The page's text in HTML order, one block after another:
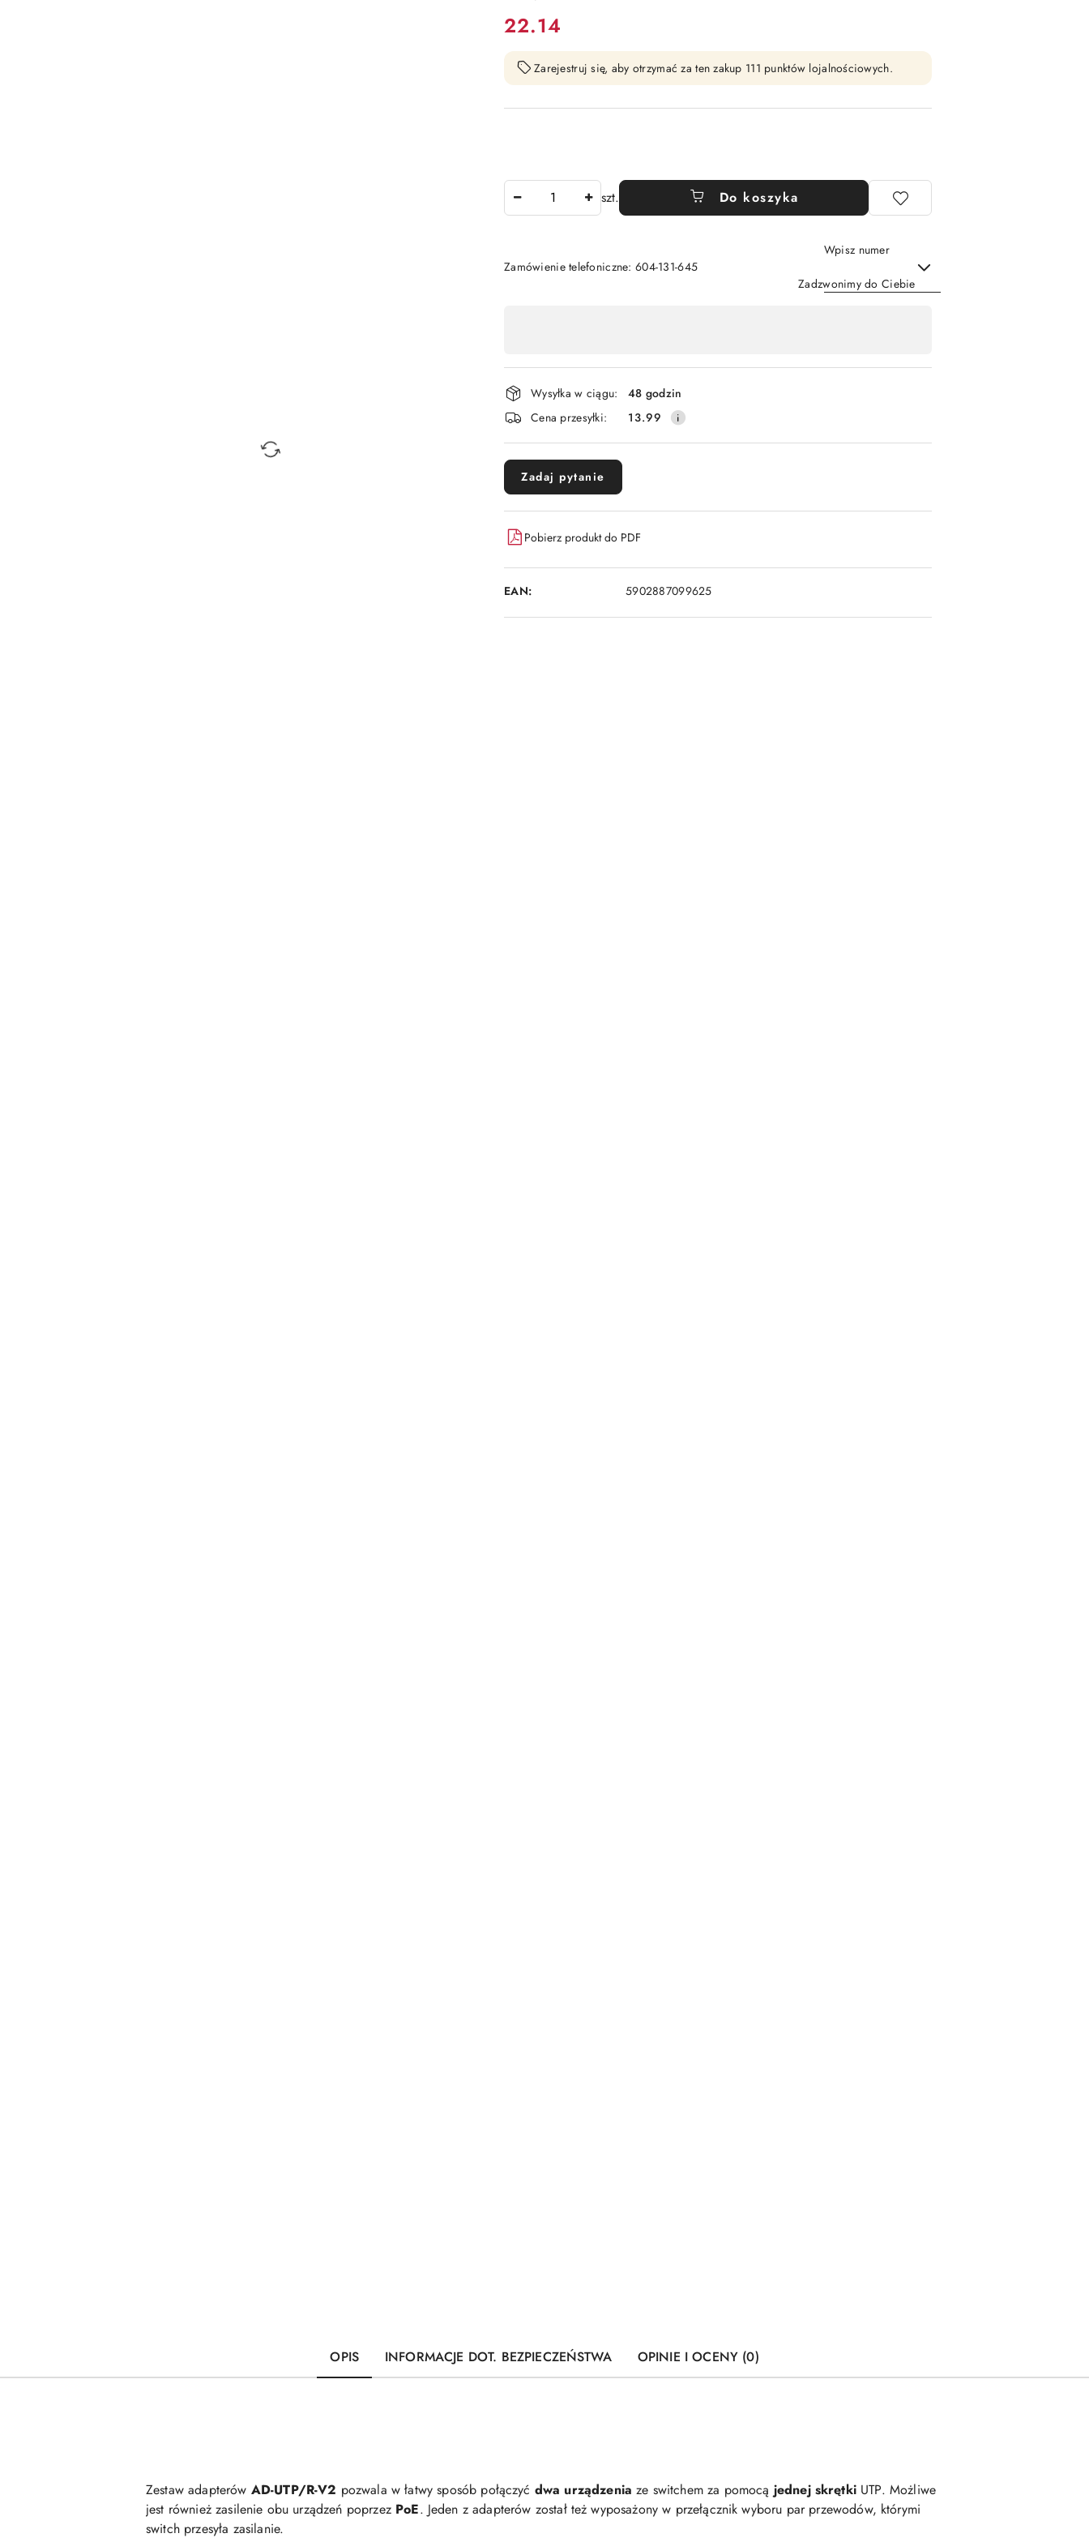
cena:
22.14
Zarejestruj się, aby otrzymać za ten zakup 111 punktów lojalnościowych.
szt. Do koszyka
Zamówienie telefoniczne: 604-131-645
Wpisz numer
Zadzwonimy do Ciebie
płatność
i
dostawa
Wysyłka w ciągu:
48 godzin
Cena przesyłki:
13.99
Zadaj pytanie
Pobierz produkt do PDF
EAN: 5902887099625
OPIS INFORMACJE DOT. BEZPIECZEŃSTWA OPINIE I OCENY (0)
Zestaw adapterów AD-UTP/R-V2 pozwala w łatwy sposób połączyć dwa urządzenia ze switchem za pomocą jednej skrętkiUTP. Możliwe
jest również zasilenie obu urządzeń poprzez PoE. Jeden z adapterów został też wyposażony w przełącznik wyboru par przewodów, którymi
switch przesyła zasilanie.